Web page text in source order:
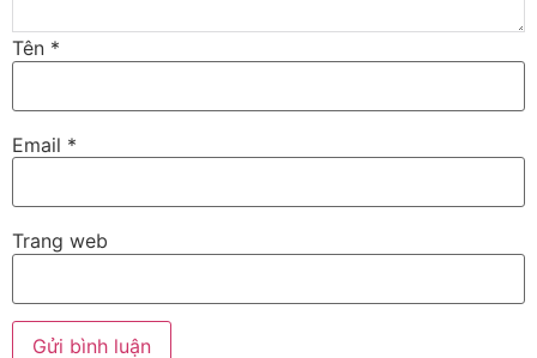
Tên *
Email *
Trang web